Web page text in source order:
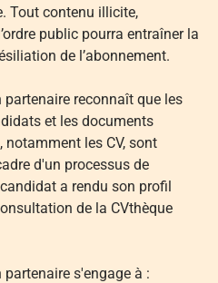
Tout contenu illicite,
public pourra entraîner la
de l’abonnement.
reconnaît que les
et les documents
les CV, sont
d'un processus de
a rendu son profil
de la CVthèque
s'engage à :